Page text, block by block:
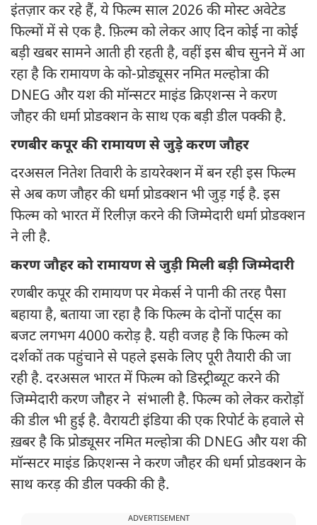
इंतज़ार कर रहे हैं, ये फिल्म साल 2026 की मोस्ट अवेटेड
फिल्मों में से एक है. फ़िल्म को लेकर आए दिन कोई ना कोई
बड़ी खबर सामने आती ही रहती है, वहीं इस बीच सुनने में आ
रहा है कि रामायण के को-प्रोड्यूसर नमित मल्होत्रा की
DNEG और यश की मॉन्सटर माइंड क्रिएशन्स ने करण
जौहर की धर्मा प्रोडक्शन के साथ एक बड़ी डील पक्की है.
रणबीर कपूर की रामायण से जुड़े करण जौहर
दरअसल नितेश तिवारी के डायरेक्शन में बन रही इस फिल्म
से अब कण जौहर की धर्मा प्रोडक्शन भी जुड़ गई है. इस
फिल्म को भारत में रिलीज़ करने की जिम्मेदारी धर्मा प्रोडक्शन
ने ली है.
करण जौहर को रामायण से जुड़ी मिली बड़ी जिम्मेदारी
रणबीर कपूर की रामायण पर मेकर्स ने पानी की तरह पैसा
बहाया है, बताया जा रहा है कि फिल्म के दोनों पार्ट्स का
बजट लगभग 4000 करोड़ है. यही वजह है कि फिल्म को
दर्शकों तक पहुंचाने से पहले इसके लिए पूरी तैयारी की जा
रही है. दरअसल भारत में फिल्म को डिस्ट्रीब्यूट करने की
जिम्मेदारी करण जौहर ने संभाली है. फिल्म को लेकर करोड़ों
की डील भी हुई है. वैरायटी इंडिया की एक रिपोर्ट के हवाले से
ख़बर है कि प्रोड्यूसर नमित मल्होत्रा की DNEG और यश की
मॉन्सटर माइंड क्रिएशन्स ने करण जौहर की धर्मा प्रोडक्शन के
साथ करड़ की डील पक्की की है.
ADVERTISEMENT